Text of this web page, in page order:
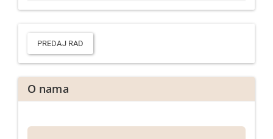
Predaj
radPREDAJ RAD
O nama